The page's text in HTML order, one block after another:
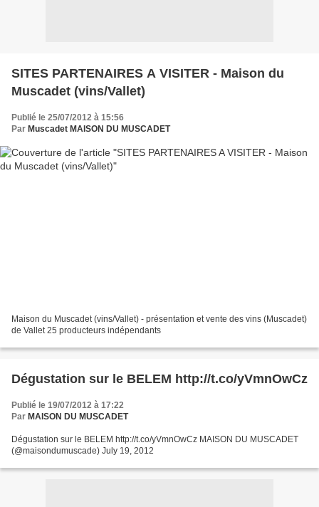
SITES PARTENAIRES A VISITER - Maison du
Muscadet (vins/Vallet)
Publié le 25/07/2012 à 15:56
Par Muscadet MAISON DU MUSCADET
Maison du Muscadet (vins/Vallet) - présentation et vente des vins (Muscadet)
de Vallet 25 producteurs indépendants
Dégustation sur le BELEM http://t.co/yVmnOwCz
Publié le 19/07/2012 à 17:22
Par MAISON DU MUSCADET
Dégustation sur le BELEM http://t.co/yVmnOwCz MAISON DU MUSCADET
(@maisondumuscade) July 19, 2012